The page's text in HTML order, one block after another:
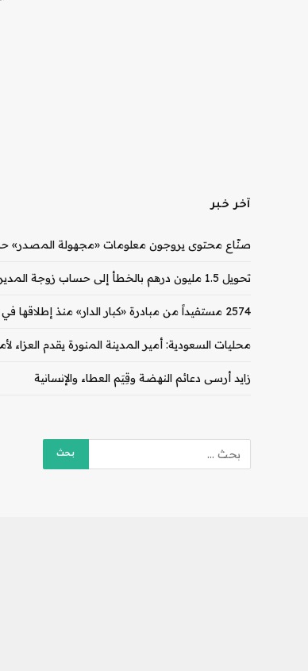
آخر خبر
صنّاع محتوى يروجون معلومات «مجهولة المصدر»
تحويل 1.5 مليون درهم بالخطأ إلى حساب زوجة المدير
2574 مستفيداً من مبادرة «كبار الدار» منذ إطلاقها في دبي
محليات السعودية: أمير المدينة المنورة يقدم
زايد أرسى دعائم النهضة وقِيَم العطاء والإنسانية